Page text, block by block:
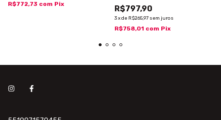
R$772,73 com Pix R$797,90
3xde R$265,97 sem juros
R$758,01 com Pix